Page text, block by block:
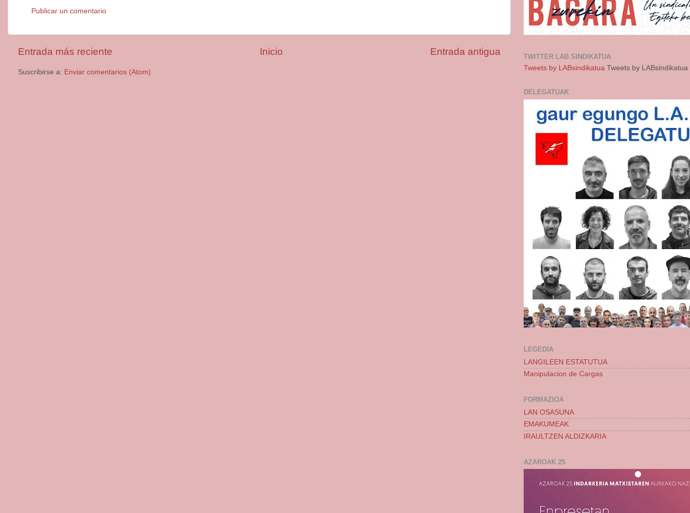
Publicar un comentario
Entrada más reciente Entrada antigua
Inicio
Suscribirse a: Enviar comentarios (Atom)
TWITTER LAB SINDIKATUA
Tweets by LABsindikatua Tweets by LABsindikatua
DELEGATUAK
LEGEDIA
LANGILEEN ESTATUTUA
Manipulacion de Cargas
FORMAZIOA
LAN OSASUNA
EMAKUMEAK
IRAULTZEN ALDIZKARIA
AZAROAK 25